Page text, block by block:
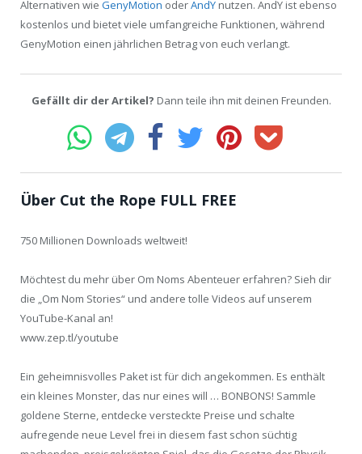
Alternativen wie GenyMotion oderAndY nutzen. AndY ist ebenso
kostenlos und bietet viele umfangreiche Funktionen, während
GenyMotion einen jährlichen Betrag von euch verlangt.
Gefällt dir der Artikel? Dann teile ihn mit deinen Freunden.
Über Cut the Rope FULL FREE
750 Millionen Downloads weltweit!
Möchtest du mehr über Om Noms Abenteuer erfahren? Sieh dir
die „Om Nom Stories“ und andere tolle Videos auf unserem
YouTube-Kanal an!
www.zep.tl/youtube
Ein geheimnisvolles Paket ist für dich angekommen. Es enthält
ein kleines Monster, das nur eines will … BONBONS! Sammle
goldene Sterne, entdecke versteckte Preise und schalte
aufregende neue Level frei in diesem fast schon süchtig